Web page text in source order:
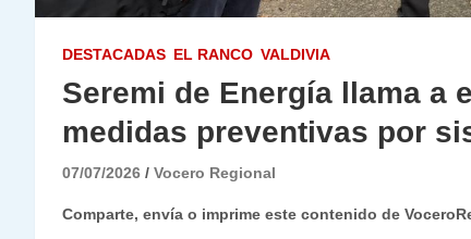
DESTACADAS EL RANCO VALDIVIA
Seremi de Energía llama a
medidas preventivas por
07/07/2026 Vocero Regional
Comparte, envía o imprime este contenido de